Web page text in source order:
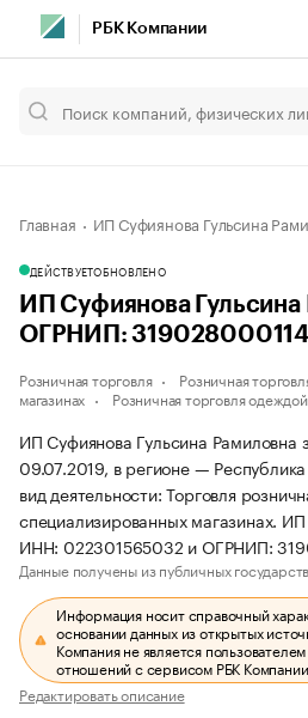
РБК Компании
Главная ИП Суфиянова Гульсина
ДЕЙСТВУЕТОБНОВЛЕНО
ИП Суфиянова
ОГРНИП:
Розничная торговля
Розничная
магазинах
Розничная торговля одеждой
ИП Суфиянова Гульсина Рамиловна
09.07.2019, в регионе —
вид деятельности: Торговля
специализированных магазинах.
ИНН: 022301565032 и ОГРНИП:
Данные получены из публичных
Информация носит справочный
основании данных из открытых
Компания не является
отношений с сервисом РБК Компании.
Редактировать описание